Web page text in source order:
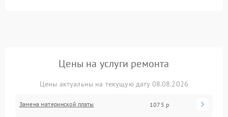
Цены на услуги ремонта
Цены актуальны на текущую дату 08.08.2026
Замена материнской платы 1075 р